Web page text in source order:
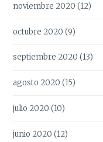
noviembre 2020 (12)
octubre 2020 (9)
septiembre 2020 (13)
agosto 2020 (15)
julio 2020 (10)
junio 2020 (12)